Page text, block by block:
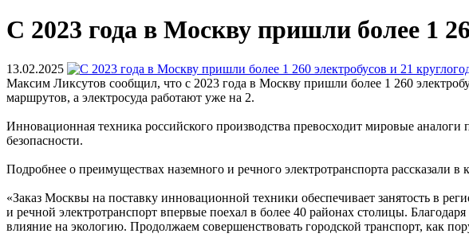
С 2023 года в Москву пришли более 1
13.02.2025
Максим Ликсутов сообщил, что с 2023 года в Москву пришли более 1 260
маршрутов, а электросуда работают уже на 2.
Инновационная техника российского производства превосходит мировые
безопасности.
Подробнее о преимуществах наземного и речного электротранспорта рассказали в
«Заказ Москвы на поставку инновационной техники обеспечивает занятость в
и речной электротранспорт впервые поехал в более 40 районах столицы.
влияние на экологию. Продолжаем совершенствовать городской транспорт,